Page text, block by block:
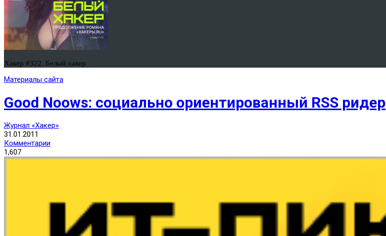
Хакер #322. Белый хакер
Материалы сайта
Good Noows: социально ориентированный RSS ридер
Журнал «Хакер»
31.01.2011
Комментарии
1,607